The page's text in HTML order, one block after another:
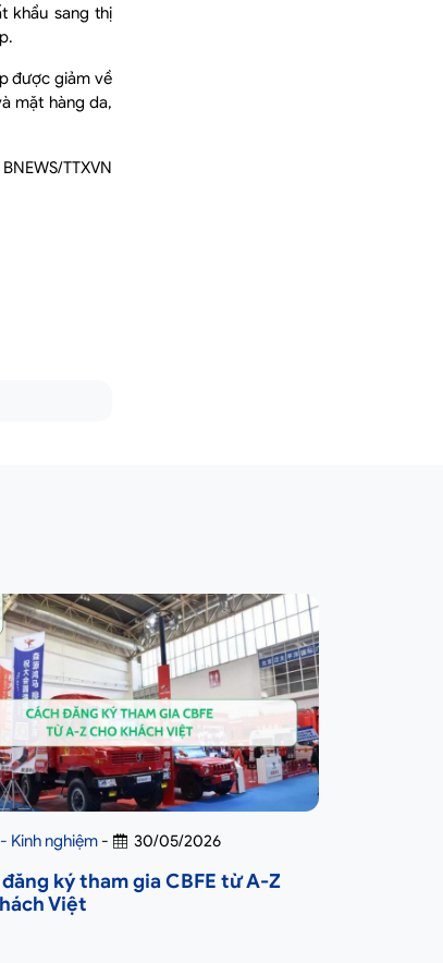
khẩu sang thị
được giảm về
mặt hàng da,
TTXVN
Kinh nghiệm - 30/05/2026
ký tham gia CBFE từ A-Z
Việt